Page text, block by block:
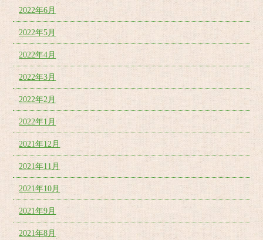
2022年6月
2022年5月
2022年4月
2022年3月
2022年2月
2022年1月
2021年12月
2021年11月
2021年10月
2021年9月
2021年8月